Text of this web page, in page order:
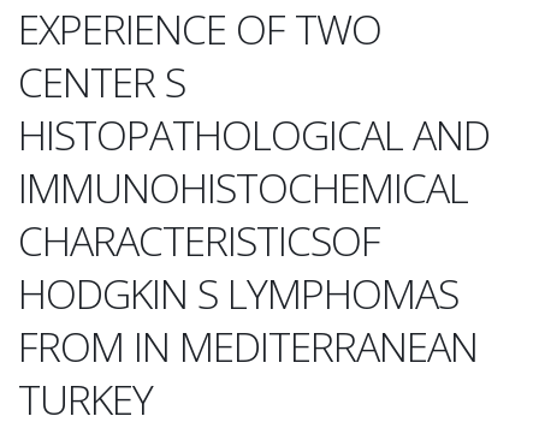
EXPERIENCE OF TWO
CENTER S
HISTOPATHOLOGICAL AND
IMMUNOHISTOCHEMICAL
CHARACTERISTICSOF
HODGKIN S LYMPHOMAS
FROM IN MEDITERRANEAN
TURKEY